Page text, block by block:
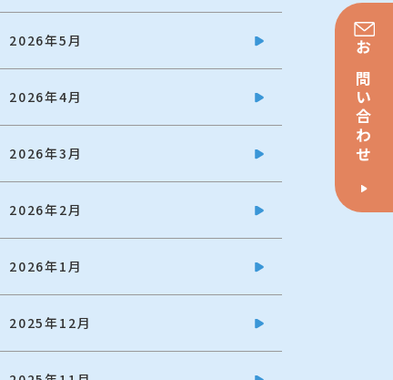
2026年5月
2026年4月
2026年3月
2026年2月
2026年1月
2025年12月
お問い合わせ